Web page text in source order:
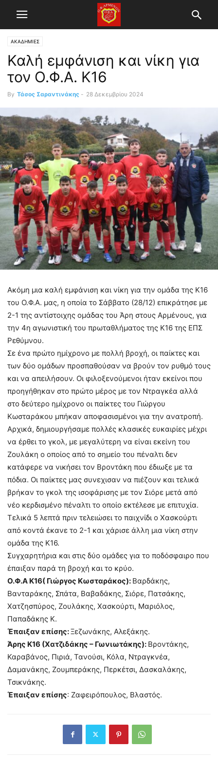
ΑΚΑΔΗΜΙΕΣ
Καλή εμφάνιση και νίκη για
τον Ο.Φ.Α. Κ16
By Τάσος Σαραντινάκης - 28 Δεκεμβρίου 2024
Ακόμη μια καλή εμφάνιση και νίκη για την ομάδα της Κ16
του Ο.Φ.Α. μας, η οποία το Σάββατο (28/12) επικράτησε με
2-1 της αντίστοιχης ομάδας του Άρη στους Αρμένους, για
την 4η αγωνιστική του πρωταθλήματος της Κ16 της ΕΠΣ
Ρεθύμνου.
Σε ένα πρώτο ημίχρονο με πολλή βροχή, οι παίκτες και
των δύο ομάδων προσπαθούσαν να βρούν τον ρυθμό τους
και να απειλήσουν. Οι φιλοξενούμενοι ήταν εκείνοι που
προηγήθηκαν στο πρώτο μέρος με τον Ντραγκέα αλλά
στο δεύτερο ημίχρονο οι παίκτες του Γιώργου
Κωσταράκου μπήκαν αποφασισμένοι για την ανατροπή.
Αρχικά, δημιουργήσαμε πολλές κλασικές ευκαιρίες μέχρι
να έρθει το γκολ, με μεγαλύτερη να είναι εκείνη του
Ζουλάκη ο οποίος από το σημείο του πέναλτι δεν
κατάφερε να νικήσει τον Βροντάκη που έδιωξε με τα
πόδια. Οι παίκτες μας συνεχισαν να πιέζουν και τελικά
βρήκαν το γκολ της ισοφάρισης με τον Σιόρε μετά από
νέο κερδισμένο πέναλτι το οποίο εκτέλεσε με επιτυχία.
Τελικά 5 λεπτά πριν τελειώσει το παιχνίδι ο Χασκούρτι
από κοντά έκανε το 2-1 και χάρισε άλλη μια νίκη στην
ομάδα της Κ16.
Συγχαρητήρια και στις δύο ομάδες για το ποδόσφαιρο που
έπαιξαν παρά τη βροχή και το κρύο.
Ο.Φ.Α Κ16( Γιώργος Κωσταράκος): Βαρδάκης,
Βανταράκης, Σπάτα, Βαβαδάκης, Σιόρε, Πατσάκης,
Χατζησπύρος, Ζουλάκης, Χασκούρτι, Μαριόλος,
Παπαδάκης Κ.
Έπαιξαν επίσης:Ξεζωνάκης, Αλεξάκης.
Άρης Κ16 (Χατζιδάκης – Γωνιωτάκης): Βροντάκης,
Καραβάνος, Πιριά, Τανούσι, Κόλα, Ντραγκνέα,
Δαμανάκης, Ζουμπεράκης, Περκέτσι, Δασκαλάκης,
Τσικνάκης.
Έπαιξαν επίσης: Ζαφειρόπουλος, Βλαστός.